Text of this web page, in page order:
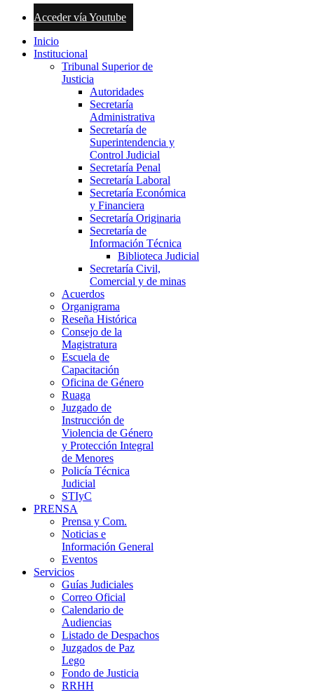
Acceder vía Youtube
Inicio
Institucional
Tribunal Superior de
Justicia
Autoridades
Secretaría
Administrativa
Secretaría de
Superintendencia y
Control Judicial
Secretaría Penal
Secretaría Laboral
Secretaría Económica
y Financiera
Secretaría Originaria
Secretaría de
Información Técnica
Biblioteca Judicial
Secretaría Civil,
Comercial y de minas
Acuerdos
Organigrama
Reseña Histórica
Consejo de la
Magistratura
Escuela de
Capacitación
Oficina de Género
Ruaga
Juzgado de
Instrucción de
Violencia de Género
y Protección Integral
de Menores
Policía Técnica
Judicial
STIyC
PRENSA
Prensa y Com.
Noticias e
Información General
Eventos
Servicios
Guías Judiciales
Correo Oficial
Calendario de
Audiencias
Listado de Despachos
Juzgados de Paz
Lego
Fondo de Justicia
RRHH